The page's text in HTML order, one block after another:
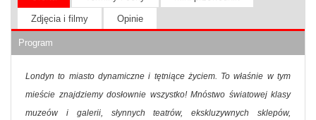
Zdjęcia i filmy Opinie
Program
Londyn to miasto dynamiczne i tętniące życiem. To właśnie w tym
mieście znajdziemy dosłownie wszystko! Mnóstwo światowej klasy
muzeów i galerii, słynnych teatrów, ekskluzywnych sklepów,